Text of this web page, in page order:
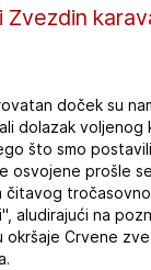
Zvezdin
doček su
dolazak voljenog
što smo
osvojene prošle
čitavog
aludirajući na
okršaje Crvene